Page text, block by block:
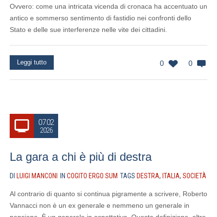
Ovvero: come una intricata vicenda di cronaca ha accentuato un
antico e sommerso sentimento di fastidio nei confronti dello
Stato e delle sue interferenze nelle vite dei cittadini.
0 0
Leggi tutto
07.02
2026
La gara a chi è più di destra
DI LUIGI MANCONI IN COGITO ERGO SUM TAGS DESTRA, ITALIA, SOCIETÀ
Al contrario di quanto si continua pigramente a scrivere, Roberto
Vannacci non è un ex generale e nemmeno un generale in